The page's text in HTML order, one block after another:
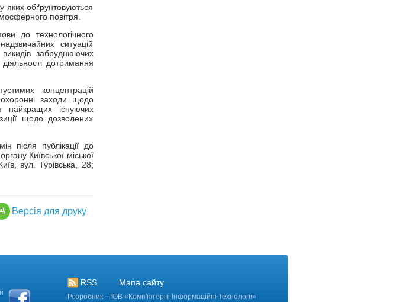
яких обґрунтовуються
повітря.
до технологічного
ситуацій
забруднюючих
дотримання
концентрацій
заходи щодо
найкращих існуючих
щодо дозволених
після публікації до
Київської міської
вул. Турівська, 28;
Версiя для друку
RSS Мапа сайту
Розробник - ТОВ « Комп'ютерні Інформаційні Технології»